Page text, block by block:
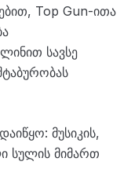
Top Gun-ითა
სავსე
მუსიკის,
სულის მიმართ